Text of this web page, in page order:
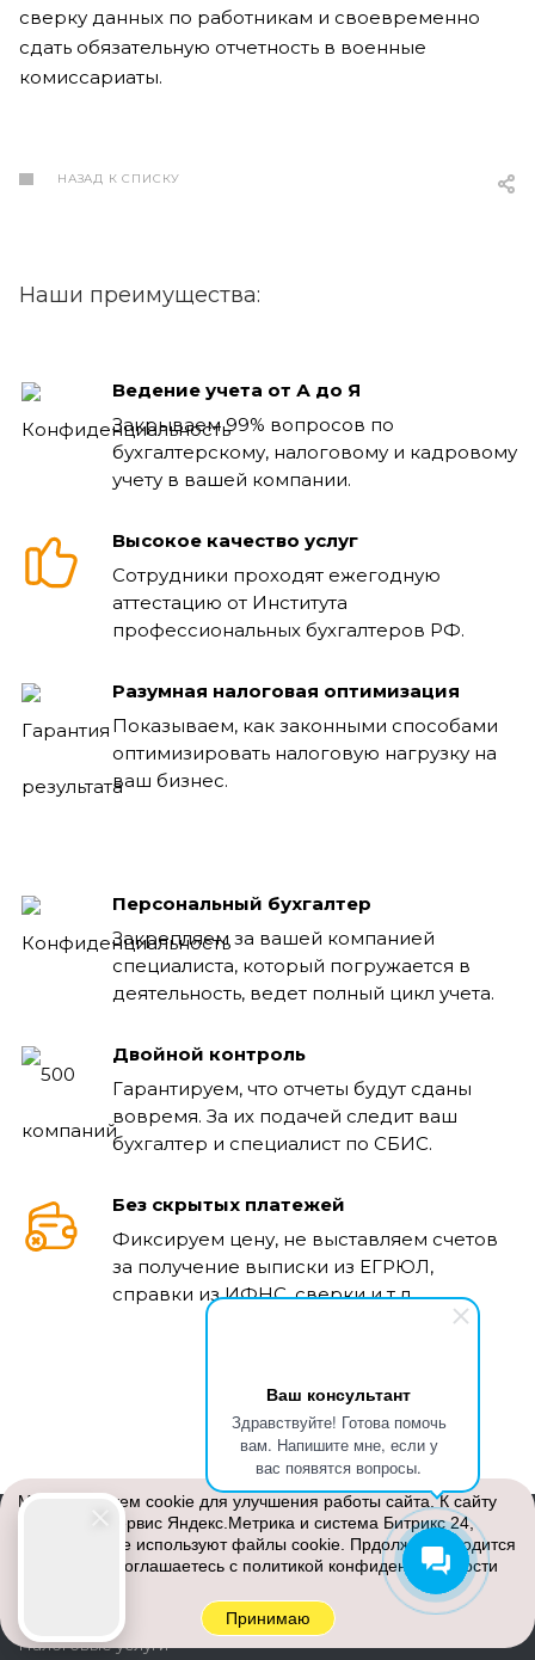
Ваш консультант
Здравствуйте! Готова помочь
вам. Напишите мне, если у
вас появятся вопросы.
сверку данных по работникам и своевременно
сдать обязательную отчетность в военные
комиссариаты.
НАЗАД К СПИСКУ
Наши преимущества:
Ведение учета от А до Я
Закрываем 99% вопросов по
бухгалтерскому, налоговому и кадровому
учету в вашей компании.
Высокое качество услуг
Сотрудники проходят ежегодную
аттестацию от Института
профессиональных бухгалтеров РФ.
Разумная налоговая оптимизация
Показываем, как законными способами
оптимизировать налоговую нагрузку на
ваш бизнес.
Персональный бухгалтер
Закрепляем за вашей компанией
специалиста, который погружается в
деятельность, ведет полный цикл учета.
Двойной контроль
Гарантируем, что отчеты будут сданы
вовремя. За их подачей следит ваш
бухгалтер и специалист по СБИС.
Без скрытых платежей
Фиксируем цену, не выставляем счетов
за получение выписки из ЕГРЮЛ,
справки из ИФНС, сверки и т.д.
Бухгалтерские услуги
Налоговые услуги
Мы используем cookie для улучшения работы сайта. К сайту
подключен сервис Яндекс.Метрика и система Битрикс 24,
которые также используют файлы cookie. Прдолжая находится
на сайте вы соглашаетесь с политикой конфиденциальности
Принимаю